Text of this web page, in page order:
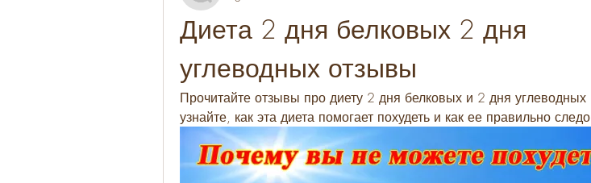
Диета 2 дня белковых 2 дня
углеводных отзывы
Прочитайте отзывы про диету 2 дня белковых и 2 дня углеводных
узнайте, как эта диета помогает похудеть и как ее правильно